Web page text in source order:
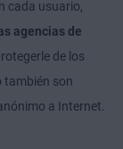
cada usuario,
agencias de
de los
también son
a Internet.